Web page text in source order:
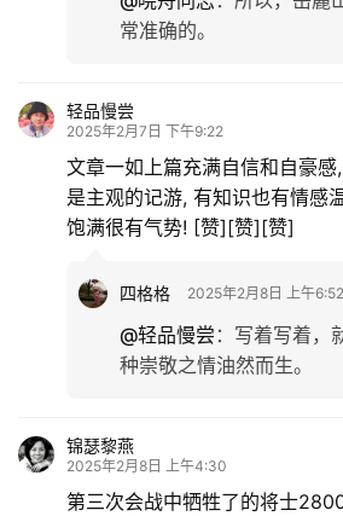
常准确的。
轻品慢尝
2025年2月7日 下午9:22
文章一如上篇充满自信和自豪
是主观的记游, 有知识也有情感
饱满很有气势! [赞][赞][赞]
四格格 2025年2月8日 上午6:52
@轻品慢尝 ： 写着写着，
种崇敬之情油然而生。
锦瑟黎燕
2025年2月8日 上午4:30
第三次会战中牺牲了的将士